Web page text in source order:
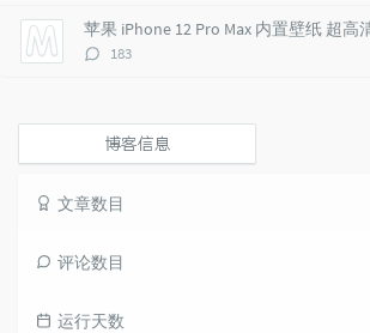
数：
苹果 iPhone 12 Pro Max 内置壁纸 超高
评
183
博客信息
文章数目
评论数目
运行天数